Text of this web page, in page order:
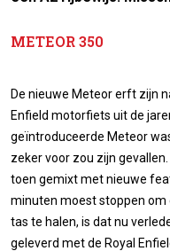
METEOR 350
De nieuwe Meteor erft zijn
Enfield motorfiets uit de
geïntroduceerde Meteor
zeker voor zou zijn
toen gemixt met nieuwe
minuten moest stoppen om
tas te halen, is dat nu
geleverd met de Royal